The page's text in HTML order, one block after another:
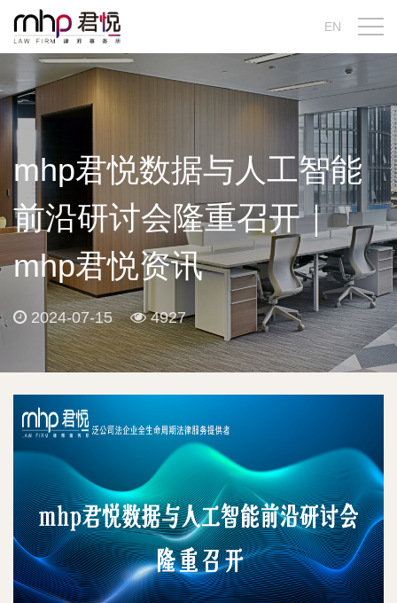
EN
mhp君悦数据与人工智能
前沿研讨会隆重召开｜
mhp君悦资讯
2024-07-15 4927